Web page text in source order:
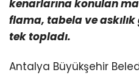
kenarlarına konulan
flama, tabela ve
tek topladı.
Antalya Büyükşehir